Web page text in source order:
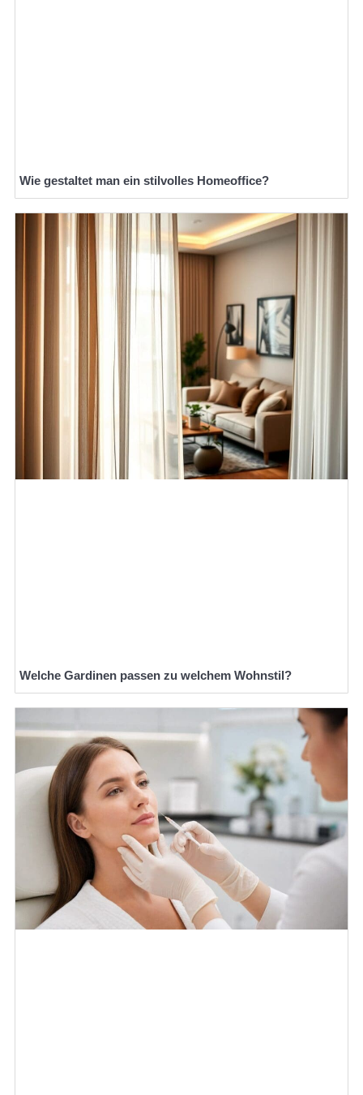
Wie gestaltet man ein stilvolles Homeoffice?
Welche Gardinen passen zu welchem Wohnstil?